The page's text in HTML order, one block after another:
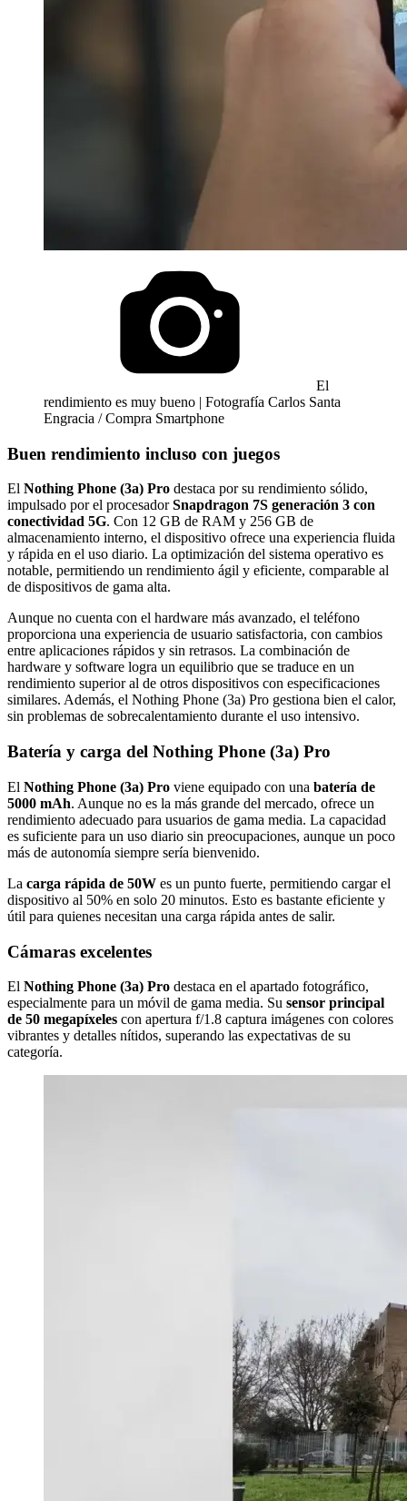
El
rendimiento es muy bueno | Fotografía Carlos Santa
Engracia / Compra Smartphone
Buen rendimiento incluso con juegos
El Nothing Phone (3a) Pro destaca por su rendimiento sólido,
impulsado por el procesadorSnapdragon 7S generación 3 con
conectividad 5G. Con 12 GB de RAM y 256 GB de
almacenamiento interno, el dispositivo ofrece una experiencia fluida
y rápida en el uso diario. La optimización del sistema operativo es
notable, permitiendo un rendimiento ágil y eficiente, comparable al
de dispositivos de gama alta.
Aunque no cuenta con el hardware más avanzado, el teléfono
proporciona una experiencia de usuario satisfactoria, con cambios
entre aplicaciones rápidos y sin retrasos. La combinación de
hardware y software logra un equilibrio que se traduce en un
rendimiento superior al de otros dispositivos con especificaciones
similares. Además, el Nothing Phone (3a) Pro gestiona bien el calor,
sin problemas de sobrecalentamiento durante el uso intensivo.
Batería y carga del Nothing Phone (3a) Pro
El Nothing Phone (3a) Pro viene equipado con una batería de
5000 mAh. Aunque no es la más grande del mercado, ofrece un
rendimiento adecuado para usuarios de gama media. La capacidad
es suficiente para un uso diario sin preocupaciones, aunque un poco
más de autonomía siempre sería bienvenido.
La carga rápida de 50W es un punto fuerte, permitiendo cargar el
dispositivo al 50% en solo 20 minutos. Esto es bastante eficiente y
útil para quienes necesitan una carga rápida antes de salir.
Cámaras excelentes
El Nothing Phone (3a) Pro destaca en el apartado fotográfico,
especialmente para un móvil de gama media. Su sensor principal
de 50 megapíxeles con apertura f/1.8 captura imágenes con colores
vibrantes y detalles nítidos, superando las expectativas de su
categoría.